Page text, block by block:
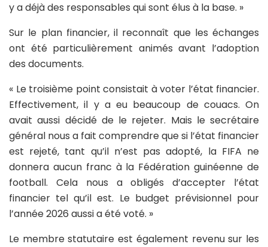
y a déjà des responsables qui sont élus à la base. »
Sur le plan financier, il reconnaît que les échanges
ont été particulièrement animés avant l’adoption
des documents.
« Le troisième point consistait à voter l’état financier.
Effectivement, il y a eu beaucoup de couacs. On
avait aussi décidé de le rejeter. Mais le secrétaire
général nous a fait comprendre que si l’état financier
est rejeté, tant qu’il n’est pas adopté, la FIFA ne
donnera aucun franc à la Fédération guinéenne de
football. Cela nous a obligés d’accepter l’état
financier tel qu’il est. Le budget prévisionnel pour
l’année 2026 aussi a été voté. »
Le membre statutaire est également revenu sur les